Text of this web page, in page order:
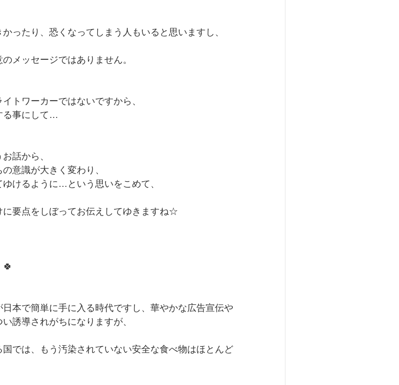
ったり、恐くなってしまう人もいると思いますし、
メッセージではありません。
トワーカーではないですから、
る事にして…
話から、
意識が大きく変わり、
けるように…という思いをこめて、
要点をしぼってお伝えしてゆきますね☆
本で簡単に手に入る時代ですし、華やかな広告宣伝や
誘導されがちになりますが、
では、もう汚染されていない安全な食べ物はほとんど